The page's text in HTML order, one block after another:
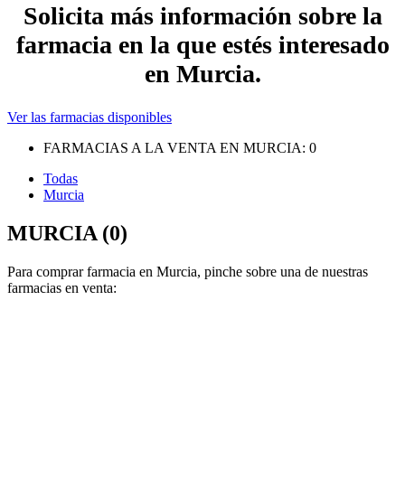
Solicita más información sobre la
farmacia en la que estés interesado
en Murcia.
Ver las farmacias disponibles
FARMACIAS A LA VENTA EN MURCIA: 0
Todas
Murcia
MURCIA (0)
Para comprar farmacia en Murcia, pinche sobre una de nuestras
farmacias en venta: